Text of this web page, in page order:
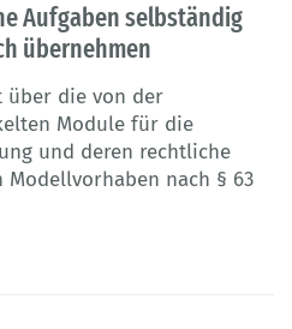
Aufgaben selbständig
übernehmen
über die von der
Module für die
und deren rechtliche
nach § 63